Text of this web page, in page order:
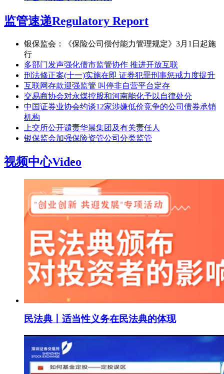
监管速递Regulatory Report
银保监会：《保险公司偿付能力管理规定》3月1日起施
行
多部门发声强化债市监管协作 推进开放互联
刑法修正案(十一)实施在即 证券犯罪刑事惩戒力度提升
互联网存款迎强监管 叫停非自营平台定存
交易商协会对永煤控股和河南能化予以自律处分
中国证券业协会约谈12家涉嫌低价竞争的公司债券承销
机构
上交所公开谴责华晨集团及有关责任人
银保监会加强保险资管公司分类监管
视频中心Video
民法典丨适当性义务在民法典的体现